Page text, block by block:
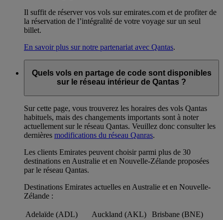
Il suffit de réserver vos vols sur emirates.com et de profiter de
la réservation de l’intégralité de votre voyage sur un seul
billet.
En savoir plus sur notre partenariat avec Qantas.
Quels vols en partage de code sont disponibles
sur le réseau intérieur de Qantas ?
Sur cette page, vous trouverez les horaires des vols Qantas
habituels, mais des changements importants sont à noter
actuellement sur le réseau Qantas. Veuillez donc consulter les
dernières modifications du réseau Qanras.
Les clients Emirates peuvent choisir parmi plus de 30
destinations en Australie et en Nouvelle-Zélande proposées
par le réseau Qantas.
Destinations Emirates actuelles en Australie et en Nouvelle-
Zélande :
Adelaïde (ADL) Auckland (AKL)
Brisbane (BNE)